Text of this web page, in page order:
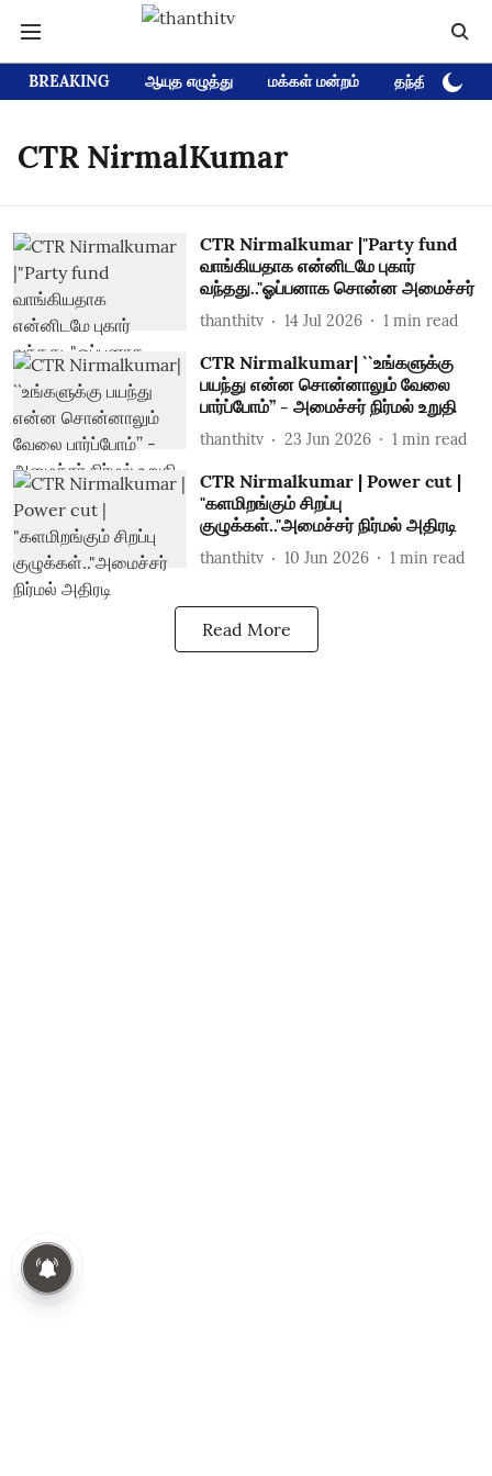
BREAKING ஆயுத எழுத்து மக்கள் மன்றம் தந்தி டிவி
CTR NirmalKumar
CTR Nirmalkumar |"Party fund
வாங்கியதாக என்னிடமே புகார்
வந்தது.."ஓப்பனாக சொன்ன அமைச்சர்
thanthitv 14 Jul 2026 1 min read
CTR Nirmalkumar| ``உங்களுக்கு
பயந்து என்ன சொன்னாலும் வேலை
பார்ப்போம்’’ - அமைச்சர் நிர்மல் உறுதி
thanthitv 23 Jun 2026 1 min read
CTR Nirmalkumar | Power cut |
"களமிறங்கும் சிறப்பு
குழுக்கள்.."அமைச்சர் நிர்மல் அதிரடி
thanthitv 10 Jun 2026 1 min read
Read More